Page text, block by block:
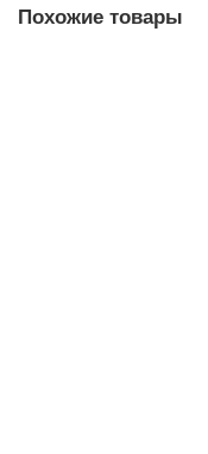
Похожие товары